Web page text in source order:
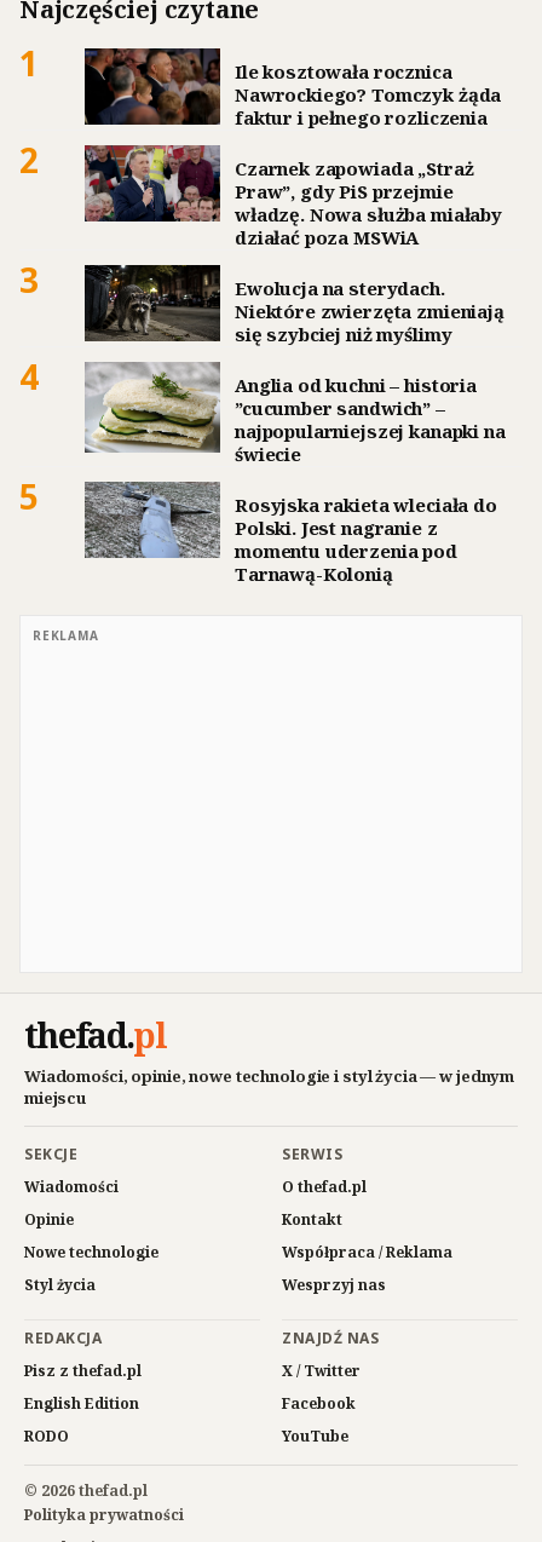
Najczęściej czytane
1
Ile kosztowała rocznica
Nawrockiego? Tomczyk żąda
faktur i pełnego rozliczenia
2
Czarnek zapowiada „Straż
Praw”, gdy PiS przejmie
władzę. Nowa służba miałaby
działać poza MSWiA
3
Ewolucja na sterydach.
Niektóre zwierzęta zmieniają
się szybciej niż myślimy
4
Anglia od kuchni – historia
”cucumber sandwich” –
najpopularniejszej kanapki na
świecie
5
Rosyjska rakieta wleciała do
Polski. Jest nagranie z
momentu uderzenia pod
Tarnawą-Kolonią
REKLAMA
thefad.pl
Wiadomości, opinie, nowe technologie i styl życia — w jednym
miejscu
SEKCJE
Wiadomości
Opinie
Nowe technologie
Styl życia
SERWIS
O thefad.pl
Kontakt
Współpraca / Reklama
Wesprzyj nas
REDAKCJA
Pisz z thefad.pl
English Edition
RODO
ZNAJDŹ NAS
X / Twitter
Facebook
YouTube
© 2026 thefad.pl
Polityka prywatności